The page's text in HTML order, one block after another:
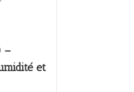
–
et